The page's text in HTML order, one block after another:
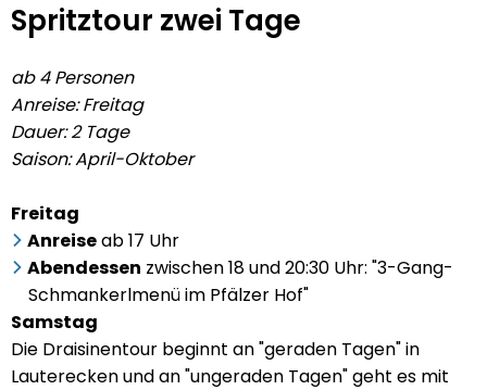
Spritztour
Tage
Spritztour zwei Tage
ab 4 Personen
Anreise: Freitag
Dauer: 2 Tage
Saison: April-Oktober
Freitag
Anreiseab 17 Uhr
Abendessen zwischen 18 und 20:30 Uhr: "3-Gang-
Schmankerlmenü im Pfälzer Hof"
Samstag
Die Draisinentour beginnt an "geraden Tagen" in
Lauterecken und an "ungeraden Tagen" geht es mit